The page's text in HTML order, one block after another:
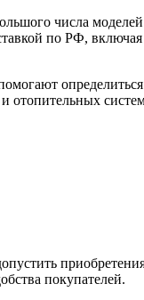
числа
по РФ,
отопительных
покупателей.